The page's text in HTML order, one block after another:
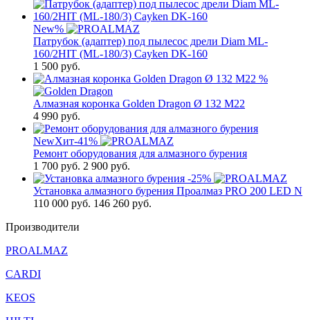
New%
Патрубок (адаптер) под пылесос дрели Diam ML-
160/2HIT (ML-180/3) Cayken DK-160
1 500 руб.
%
Алмазная коронка Golden Dragon Ø 132 М22
4 990 руб.
NewХит-41%
Ремонт оборудования для алмазного бурения
1 700 руб. 2 900 руб.
-25%
Установка алмазного бурения Проалмаз PRO 200 LED N
110 000 руб. 146 260 руб.
Производители
PROALMAZ
CARDI
KEOS